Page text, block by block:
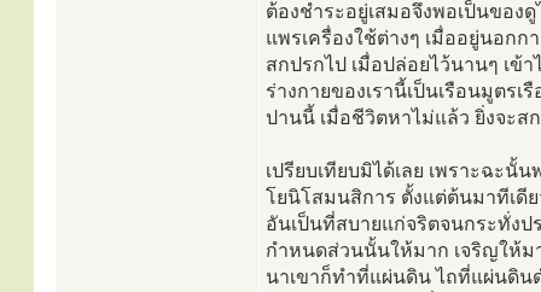
ต้องชำระอยู่เสมอจึงพอเป็นของ
แพรเครื่องใช้ต่างๆ เมื่ออยู่นอกก
สกปรกไป เมื่อปล่อยไว้นานๆ เข้
ร่างกายของเรานี้เป็นเรือนมูตร
ปานนี้ เมื่อชีวิตหาไม่แล้ว ยิ่งจะส
เปรียบเทียบมิได้เลย เพราะฉะ
โยนิโสมนสิการ ตั้งแต่ต้นมาทีเดี
อันเป็นที่สบายแก่จริตจนกระทั่ง
กำหนดส่วนนั้นให้มาก เจริญให้ม
นาเขาก็ทำที่แผ่นดิน ไถที่แผ่นดิน